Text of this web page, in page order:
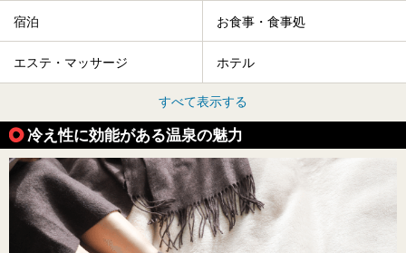
宿泊 お食事・食事処
エステ・マッサージ ホテル
すべて表示する
冷え性に効能がある温泉の魅力